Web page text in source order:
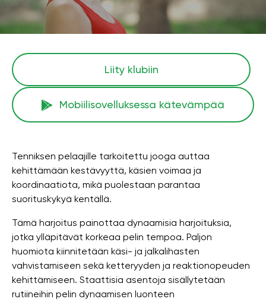
Liity klubiin
Mobiilisovelluksessa kätevämpää
Tenniksen pelaajille tarkoitettu jooga auttaa
kehittämään kestävyyttä, käsien voimaa ja
koordinaatiota, mikä puolestaan ​​parantaa
suorituskykyä kentällä.
Tämä harjoitus painottaa dynaamisia harjoituksia,
jotka ylläpitävät korkeaa pelin tempoa. Paljon
huomiota kiinnitetään käsi- ja jalkalihasten
vahvistamiseen sekä ketteryyden ja reaktionopeuden
kehittämiseen. Staattisia asentoja sisällytetään
rutiineihin pelin dynaamisen luonteen